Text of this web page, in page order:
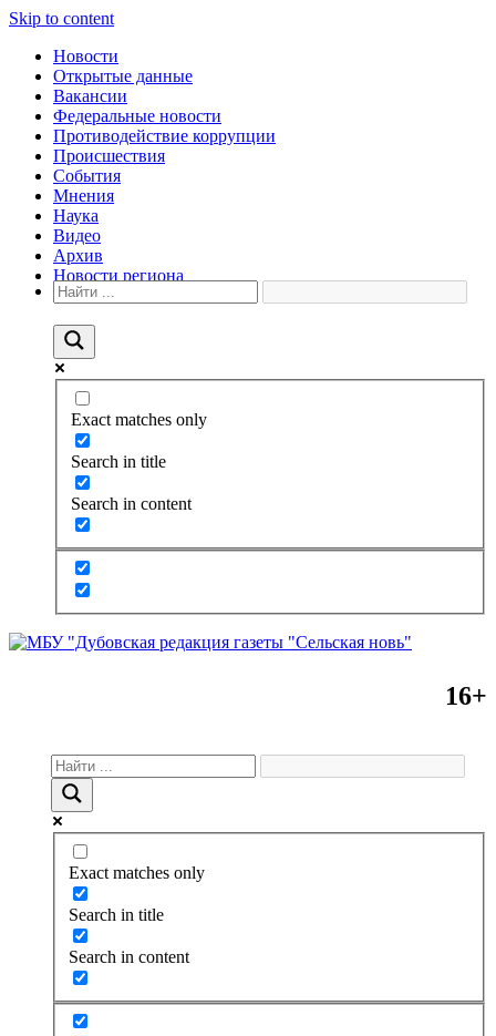
Skip to content
Новости
Открытые данные
Вакансии
Федеральные новости
Противодействие коррупции
Происшествия
События
Мнения
Наука
Видео
Архив
Новости региона
Exact matches only
Search in title
Search in content
16+
Exact matches only
Search in title
Search in content